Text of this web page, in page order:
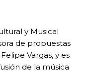
y Musical
de propuestas
Vargas, y es
de la música